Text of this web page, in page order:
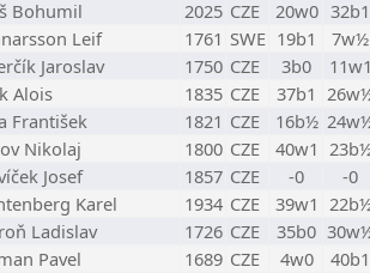
Bohumil 2025 CZE 20w0 32b1
Leif 1761 SWE 19b1
7w½
Jaroslav 1750 CZE 3b0
Alois 1835 CZE 37b1
František 1821 CZE 16b½
Nikolaj 1800 CZE 40w1
Josef 1857 CZE -0
-0
Karel 1934 CZE 39w1
Ladislav 1726 CZE 35b0
Pavel 1689 CZE 4w0
40b1